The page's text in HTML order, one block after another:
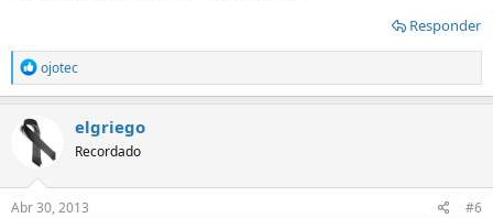
Responder
R
e
a
t
i
o
n
s
ojotec
elgriego
Recordado
Abr 30, 2013 #6